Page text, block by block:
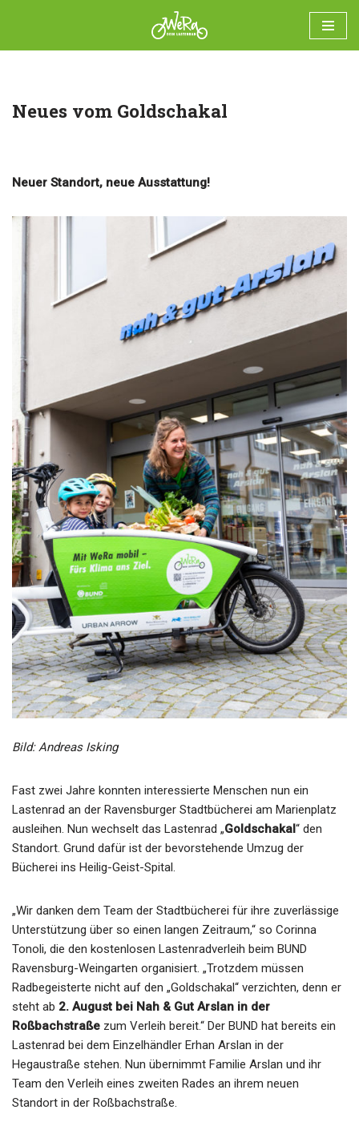
Inhalt
Neues vom Goldschakal
Neuer Standort, neue Ausstattung!
Bild: Andreas Isking
Fast zwei Jahre konnten interessierte Menschen nun ein
Lastenrad an der Ravensburger Stadtbücherei am Marienplatz
ausleihen. Nun wechselt das Lastenrad „Goldschakal“ den
Standort. Grund dafür ist der bevorstehende Umzug der
Bücherei ins Heilig-Geist-Spital.
„Wir danken dem Team der Stadtbücherei für ihre zuverlässige
Unterstützung über so einen langen Zeitraum,“ so Corinna
Tonoli, die den kostenlosen Lastenradverleih beim BUND
Ravensburg-Weingarten organisiert. „Trotzdem müssen
Radbegeisterte nicht auf den „Goldschakal“ verzichten, denn er
steht ab 2. August bei Nah & Gut Arslan in der
Roßbachstraße zum Verleih bereit.“ Der BUND hat bereits ein
Lastenrad bei dem Einzelhändler Erhan Arslan in der
Hegaustraße stehen. Nun übernimmt Familie Arslan und ihr
Team den Verleih eines zweiten Rades an ihrem neuen
Standort in der Roßbachstraße.